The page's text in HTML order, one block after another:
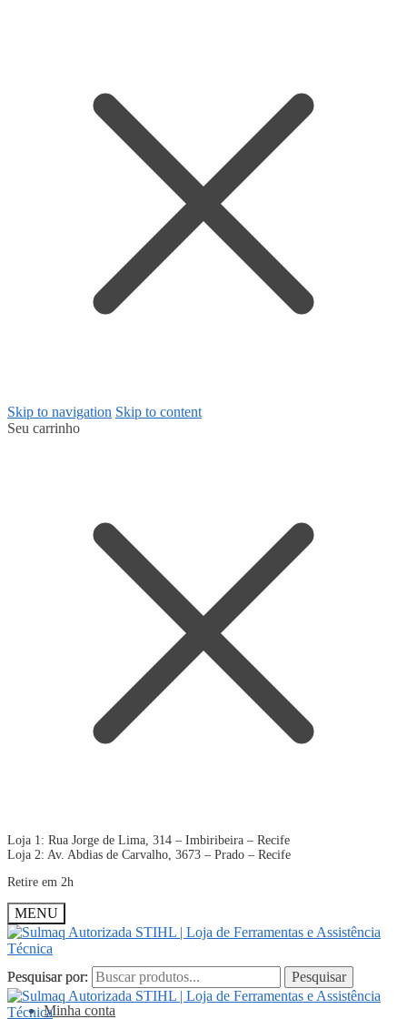
Skip to navigation Skip to content
Seu carrinho
Loja 1: Rua Jorge de Lima, 314 – Imbiribeira – Recife
Loja 2: Av. Abdias de Carvalho, 3673 – Prado – Recife
Retire em 2h
MENU
Pesquisar por: Pesquisar
Minha conta
Pesquisar por: Pesquisar